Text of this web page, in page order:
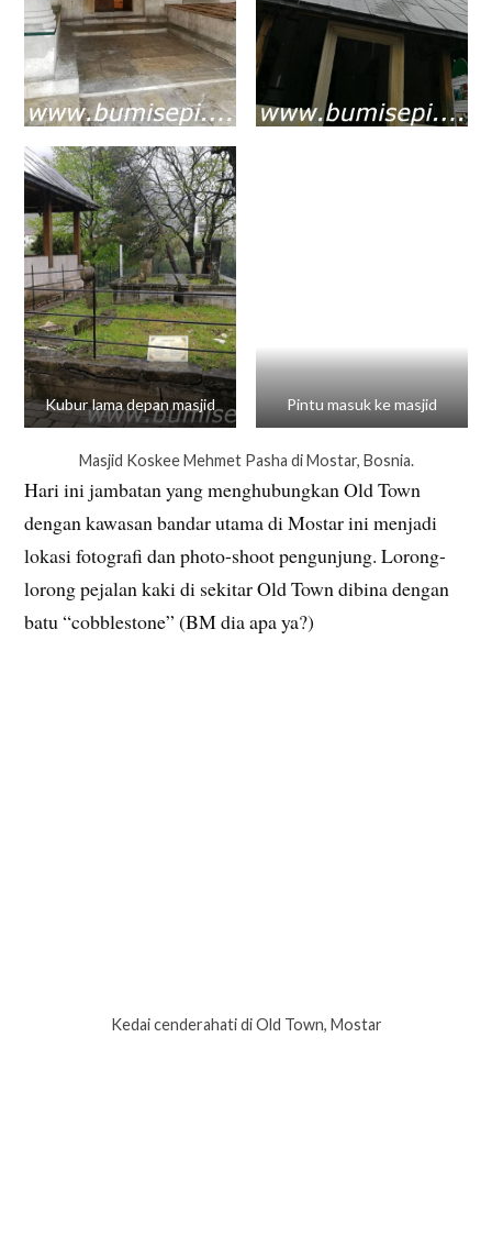
Kubur lama depan masjid Pintu masuk ke masjid
Masjid Koskee Mehmet Pasha di Mostar, Bosnia.
Hari ini jambatan yang menghubungkan Old Town
dengan kawasan bandar utama di Mostar ini menjadi
lokasi fotografi dan photo-shoot pengunjung. Lorong-
lorong pejalan kaki di sekitar Old Town dibina dengan
batu “cobblestone” (BM dia apa ya?)
Kedai cenderahati di Old Town, Mostar